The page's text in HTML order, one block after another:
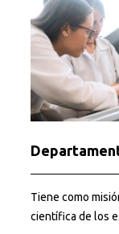
Tiene como
científica de los